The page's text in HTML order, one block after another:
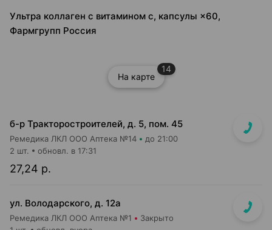
Ультра коллаген с витамином с, капсулы ×60,
Фармгрупп Россия
На карте
14
б-р Тракторостроителей, д. 5, пом. 45
Ремедика ЛКЛ ООО Аптека №14 до 21:00
27,24 р.
2 шт. обновл. в 17:31
ул. Володарского, д. 12а
Ремедика ЛКЛ ООО Аптека №1 Закрыто